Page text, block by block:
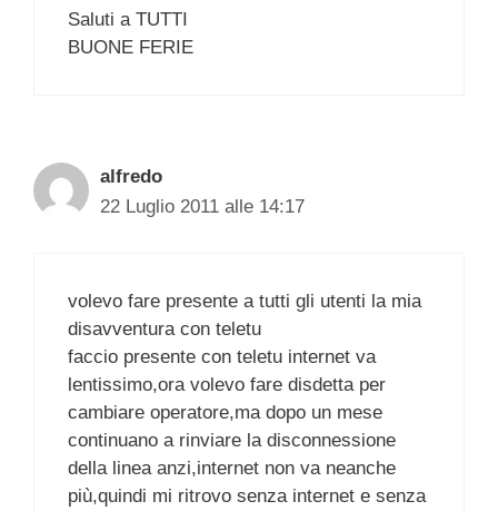
Saluti a TUTTI
BUONE FERIE
alfredo
22 Luglio 2011 alle 14:17
volevo fare presente a tutti gli utenti la mia
disavventura con teletu
faccio presente con teletu internet va
lentissimo,ora volevo fare disdetta per
cambiare operatore,ma dopo un mese
continuano a rinviare la disconnessione
della linea anzi,internet non va neanche
più,quindi mi ritrovo senza internet e senza